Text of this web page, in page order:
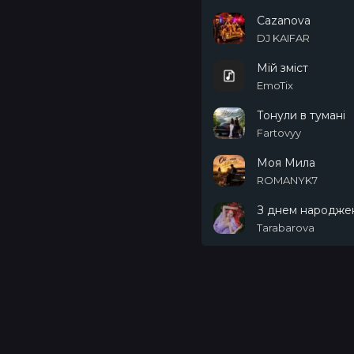
Cazanova
DJ KAIFAR
Мій зміст
EmoTix
Тонули в тумані
Fartovyy
Моя Мила
ROMANYK7
З днем
Tarabarova